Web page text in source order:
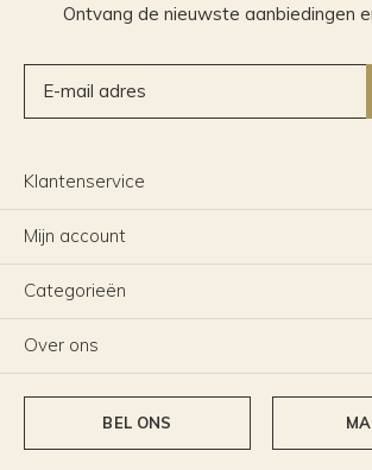
Ontvang de nieuwste aanbiedingen
Klantenservice
Mijn account
Categorieën
Over ons
BEL ONS